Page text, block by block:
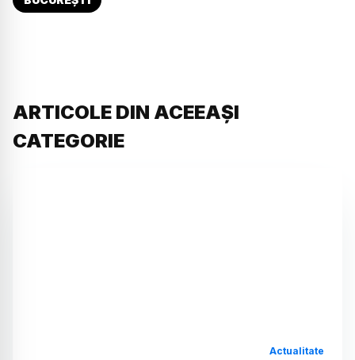
ARTICOLE DIN ACEEAȘI
CATEGORIE
Actualitate